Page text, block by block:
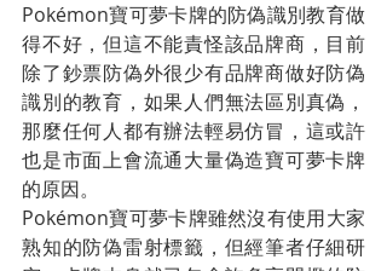
Pokémon寶可夢卡牌的防偽識別教育做
得不好，但這不能責怪該品牌商，目前
除了鈔票防偽外很少有品牌商做好防偽
識別的教育，如果人們無法區別真偽，
那麼任何人都有辦法輕易仿冒，這或許
也是市面上會流通大量偽造寶可夢卡牌
的原因。
Pokémon寶可夢卡牌雖然沒有使用大家
熟知的防偽雷射標籤，但經筆者仔細研